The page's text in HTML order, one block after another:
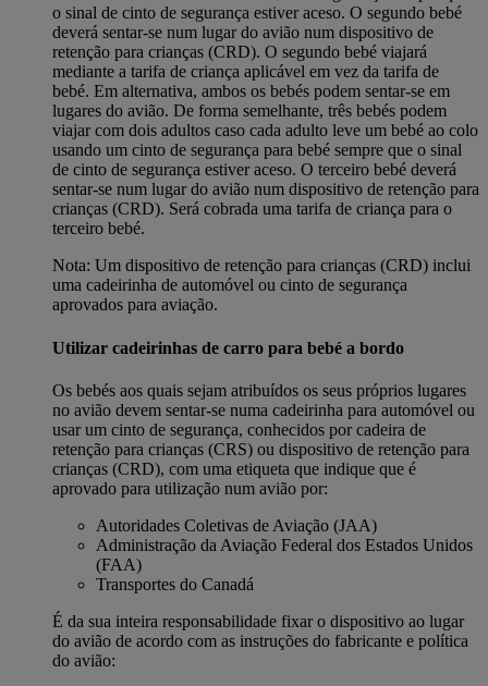
o sinal de cinto de segurança estiver aceso. O segundo bebé
deverá sentar-se num lugar do avião num dispositivo de
retenção para crianças (CRD). O segundo bebé viajará
mediante a tarifa de criança aplicável em vez da tarifa de
bebé. Em alternativa, ambos os bebés podem sentar-se em
lugares do avião. De forma semelhante, três bebés podem
viajar com dois adultos caso cada adulto leve um bebé ao colo
usando um cinto de segurança para bebé sempre que o sinal
de cinto de segurança estiver aceso. O terceiro bebé deverá
sentar-se num lugar do avião num dispositivo de retenção para
crianças (CRD). Será cobrada uma tarifa de criança para o
terceiro bebé.
Nota: Um dispositivo de retenção para crianças (CRD) inclui
uma cadeirinha de automóvel ou cinto de segurança
aprovados para aviação.
Utilizar cadeirinhas de carro para bebé a bordo
Os bebés aos quais sejam atribuídos os seus próprios lugares
no avião devem sentar-se numa cadeirinha para automóvel ou
usar um cinto de segurança, conhecidos por cadeira de
retenção para crianças (CRS) ou dispositivo de retenção para
crianças (CRD), com uma etiqueta que indique que é
aprovado para utilização num avião por:
Autoridades Coletivas de Aviação (JAA)
Administração da Aviação Federal dos Estados Unidos
(FAA)
Transportes do Canadá
É da sua inteira responsabilidade fixar o dispositivo ao lugar
do avião de acordo com as instruções do fabricante e política
do avião: